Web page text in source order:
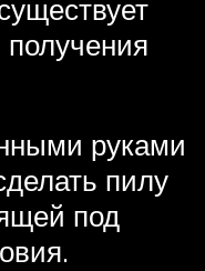
получения
руками
пилу
под